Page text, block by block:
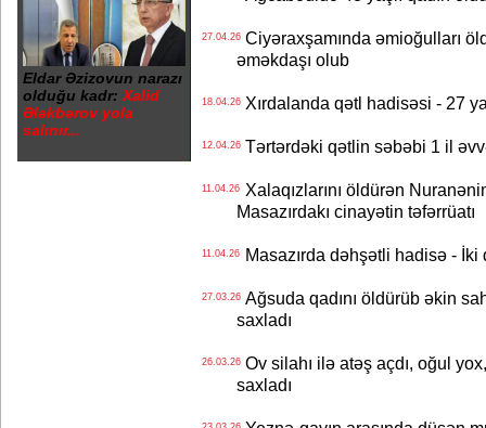
Eldar Əzizovun narazı
olduğu kadr: Xalid
Ələkbərov yola
salınır...
27.04.26Ciyəraxşamında əmioğulları
əməkdaşı olub
18.04.26Xırdalanda qətl hadisəsi - 27
12.04.26Tərtərdəki qətlin səbəbi 1 il
11.04.26Xalaqızlarını öldürən
Masazırdakı cinayətin təfərrüatı
11.04.26Masazırda dəhşətli hadisə - İki
27.03.26Ağsuda qadını öldürüb əkin
saxladı
26.03.26Ov silahı ilə atəş açdı, oğul
saxladı